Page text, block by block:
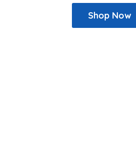
Shop Now